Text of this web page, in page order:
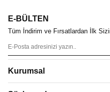
E-BÜLTEN
Tüm İndirim ve Fırsatlardan İlk
Kurumsal